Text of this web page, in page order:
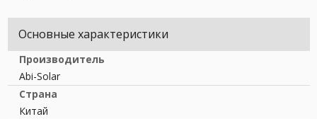
Основные характеристики
Производитель
Abi-Solar
Страна
Китай